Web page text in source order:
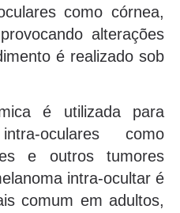
como córnea,
alterações
é realizado sob
é utilizada para
oculares como
e outros tumores
intra-ocultar é
comum em adultos,